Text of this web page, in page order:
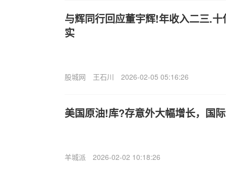
与辉同行回应董宇辉!年收入二三.
实
股城网 王石川 2026-02-05 05:16:26
美国原油!库?存意外大幅增长，国
羊城派 2026-02-02 10:18:26